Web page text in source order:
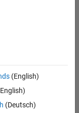
(English)
(Deutsch)